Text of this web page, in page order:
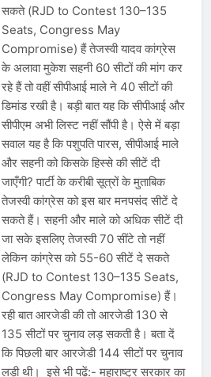
सकते (RJD to Contest 130–135
Seats, Congress May
Compromise) हैं तेजस्वी यादव कांग्रेस
के अलावा मुकेश सहनी 60 सीटों की मांग कर
रहे हैं तो वहीं सीपीआई माले ने 40 सीटों की
डिमांड रखी है। बड़ी बात यह कि सीपीआई और
सीपीएम अभी लिस्ट नहीं सौंपी है। ऐसे में बड़ा
सवाल यह है कि पशुपति पारस, सीपीआई माले
और सहनी को किसके हिस्से की सीटें दी
जाएँगी? पार्टी के करीबी सूत्रों के मुताबिक
तेजस्वी कांग्रेस को इस बार मनपसंद सीटें दे
सकते हैं। सहनी और माले को अधिक सीटें दी
जा सके इसलिए तेजस्वी 70 सींटे तो नहीं
लेकिन कांग्रेस को 55-60 सीटें दे सकते
(RJD to Contest 130–135 Seats,
Congress May Compromise) हैं।
रही बात आरजेडी की तो आरजेडी 130 से
135 सीटों पर चुनाव लड़ सकती है। बता दें
कि पिछली बार आरजेडी 144 सीटों पर चुनाव
लड़ी थी। इसे भी पढ़ें:- महाराष्ट्र सरकार का